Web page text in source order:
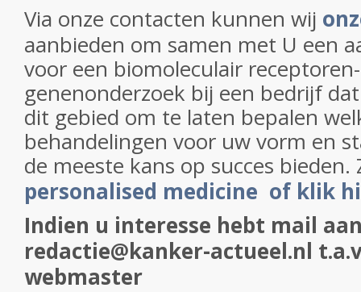
Via onze contacten kunnen wij
aanbieden om samen met U een
voor een biomoleculair
genenonderzoek bij een bedrijf
dit gebied om te laten bepalen
behandelingen voor uw vorm en
de meeste kans op succes
personalised medicine of klik
Indien u interesse hebt mail
redactie@kanker-actueel.nl
webmaster